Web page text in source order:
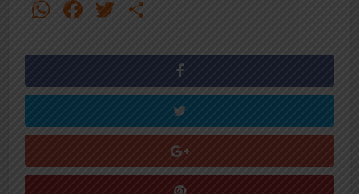
WhatsApp
Facebook
Twitter